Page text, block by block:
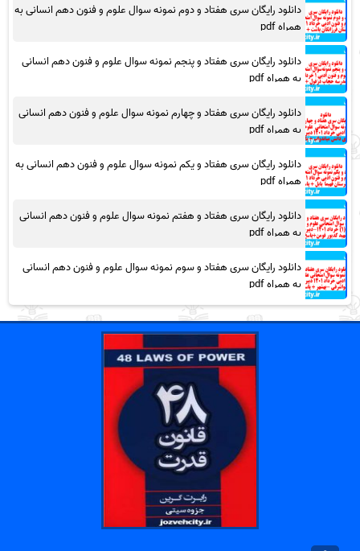
دانلود رایگان سری هفتاد و دوم نمونه سوال علوم و فنون دهم انسانی به
همراه pdf
دانلود رایگان سری هفتاد و پنجم نمونه سوال علوم و فنون دهم انسانی
به همراه pdf
دانلود رایگان سری هفتاد و چهارم نمونه سوال علوم و فنون دهم انسانی
به همراه pdf
دانلود رایگان سری هفتاد و یکم نمونه سوال علوم و فنون دهم انسانی به
همراه pdf
دانلود رایگان سری هفتاد و هفتم نمونه سوال علوم و فنون دهم انسانی
به همراه pdf
دانلود رایگان سری هفتاد و سوم نمونه سوال علوم و فنون دهم انسانی
به همراه pdf